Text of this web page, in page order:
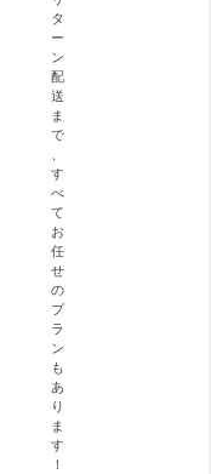
タ
ー
ン
配
送
ま
で
す
べ
て
お
任
せ
の
プ
ラ
ン
も
あ
り
ま
す
！